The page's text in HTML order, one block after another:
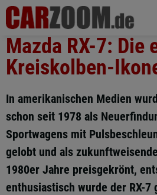
Mazda RX-7: Die
Kreiskolben-
In amerikanischen Medien
schon seit 1978 als
Sportwagens mit
gelobt und als
1980er Jahre preisgekrönt,
enthusiastisch wurde der RX-